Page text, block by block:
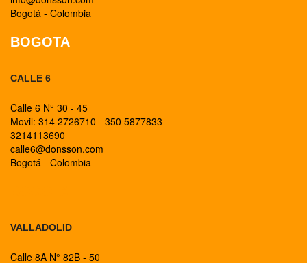
Bogotá - Colombia
BOGOTA
CALLE 6
Calle 6 N° 30 - 45
Movil: 314 2726710 - 350 5877833
3214113690
calle6@donsson.com
Bogotá - Colombia
VALLADOLID
Calle 8A N° 82B - 50